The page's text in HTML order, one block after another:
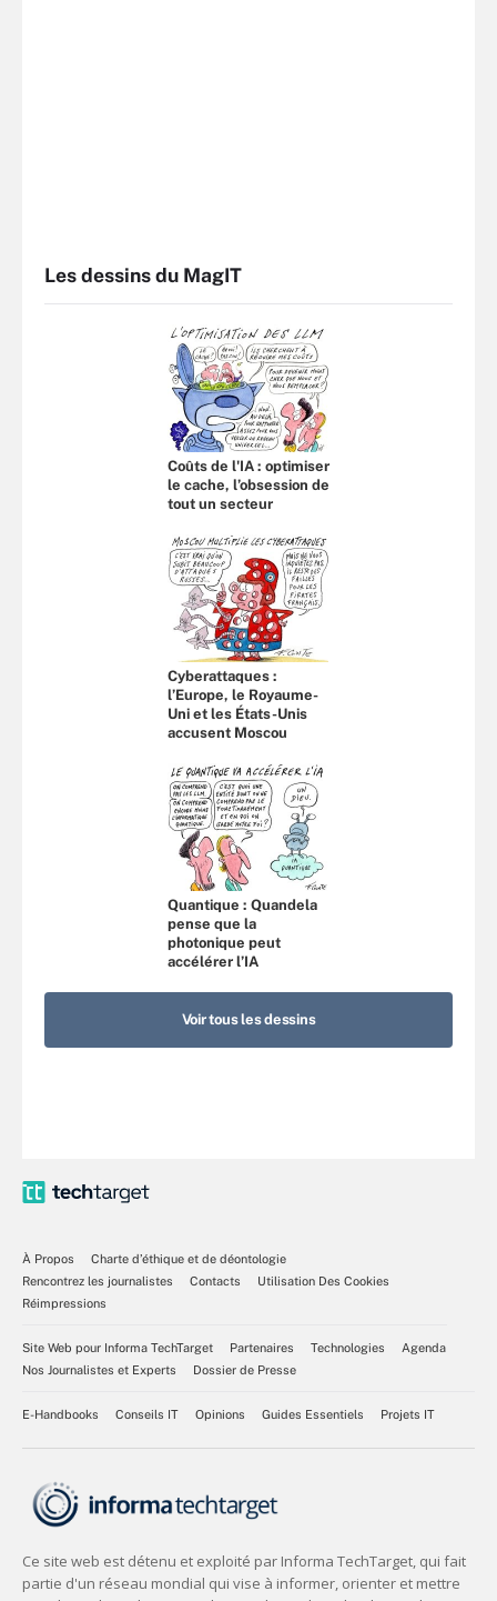
Les dessins du MagIT
Coûts de l'IA : optimiser
le cache, l’obsession de
tout un secteur
Cyberattaques :
l’Europe, le Royaume-
Uni et les États-Unis
accusent Moscou
Quantique : Quandela
pense que la
photonique peut
accélérer l’IA
Voir tous les dessins
À Propos
Charte d’éthique et de déontologie
Rencontrez les journalistes
Contacts
Utilisation Des Cookies
Réimpressions
Site Web pour Informa TechTarget Partenaires Technologies
Agenda
Nos Journalistes et Experts
Dossier de Presse
E-Handbooks Conseils IT Opinions Guides Essentiels Projets IT